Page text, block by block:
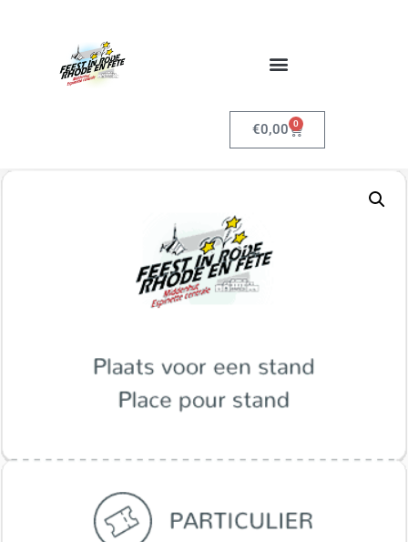
€0,00 0